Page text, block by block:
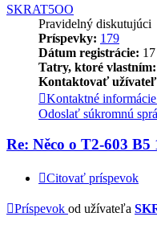
SKRAT5OO
Pravidelný diskutujúci
Príspevky: 179
Dátum registrácie:
Tatry, ktoré vlastním:
Kontaktovať
Kontaktné
Odoslať súkromnú
Re: Něco o T2-603 B5
Citovať príspevok
Príspevok od užívateľa